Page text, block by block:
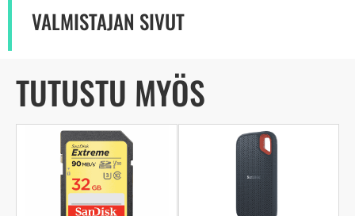
VALMISTAJAN SIVUT
TUTUSTU MYÖS